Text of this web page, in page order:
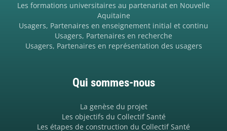
Les formations universitaires au partenariat en Nouvelle
Aquitaine
Usagers, Partenaires en enseignement initial et continu
Usagers, Partenaires en recherche
Usagers, Partenaires en représentation des usagers
Qui sommes-nous
La genèse du projet
Les objectifs du Collectif Santé
Les étapes de construction du Collectif Santé